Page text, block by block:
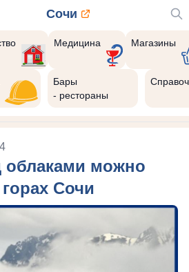
Сочи
Медицина Магазины
Бары
- рестораны
облаками можно
Сочи